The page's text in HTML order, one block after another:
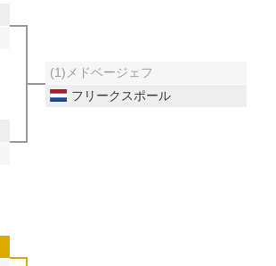
(1)メドベージェフ
フリークスポール